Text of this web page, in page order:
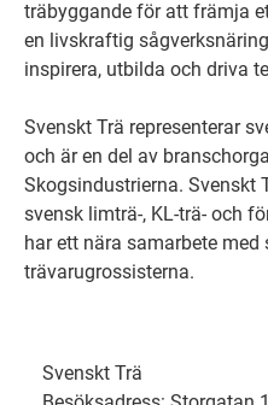
träbyggande för att främja
en livskraftig
inspirera, utbilda och driva
Svenskt Trä representerar
och är en del av
Skogsindustrierna. Svenskt
svensk limträ-, KL-trä- och
har ett nära samarbete
trävarugrossisterna.
Svenskt Trä